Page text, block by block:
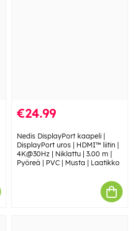
€24.99
Nedis DisplayPort kaapeli |
DisplayPort uros | HDMI™ liitin |
4K@30Hz | Niklattu | 3.00 m |
Pyöreä | PVC | Musta | Laatikko